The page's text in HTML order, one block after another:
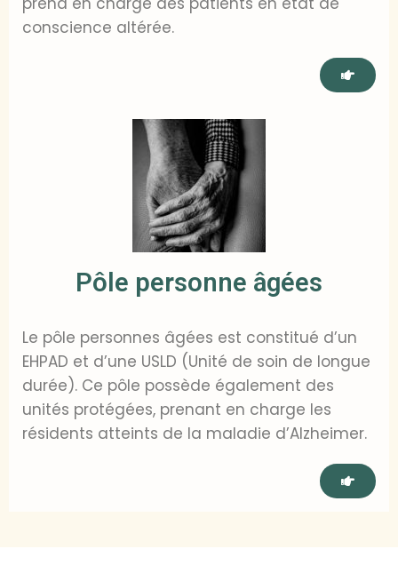
conscience altérée.
Pôle personne âgées
Le pôle personnes âgées est constitué d’un
EHPAD et d’une USLD (Unité de soin de longue
durée). Ce pôle possède également des
unités protégées, prenant en charge les
résidents atteints de la maladie d’Alzheimer.